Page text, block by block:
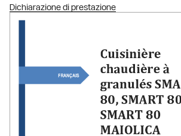
Dichiarazione di prestazione